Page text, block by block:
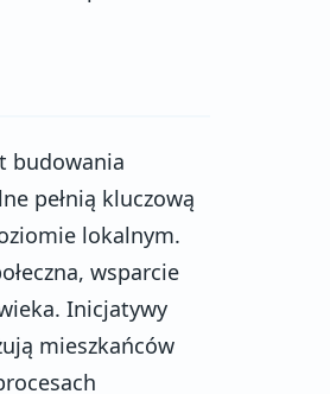
budowania
pełnią kluczową
lokalnym.
wsparcie
Inicjatywy
mieszkańców